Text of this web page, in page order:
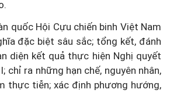
quốc Hội Cựu chiến binh Việt Nam
đặc biệt sâu sắc; tổng kết, đánh
diện kết quả thực hiện Nghị quyết
chỉ ra những hạn chế, nguyên nhân,
thực tiễn; xác định phương hướng,